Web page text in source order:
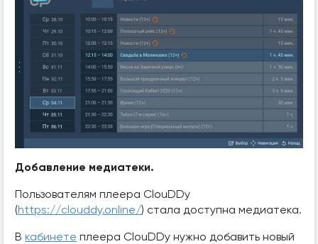
Добавление медиатеки.
Пользователям плеера ClouDDy
(https://clouddy.online/) стала доступна медиатека.
Вкабинете плеера ClouDDy нужно добавить новый